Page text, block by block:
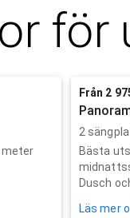
för
meter
Från 2
2
Bästa
Dusch
Läs mer